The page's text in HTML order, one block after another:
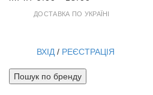
ДОСТАВКА ПО УКРАЇНІ
ВХІД / РЕЄСТРАЦІЯ
Пошук по бренду